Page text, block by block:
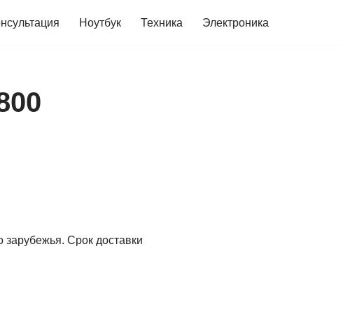
Ноутбук Техника Электроника
зарубежья. Срок доставки